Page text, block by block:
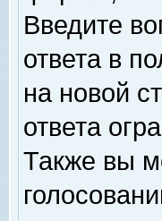
Введите
ответа в
на новой
ответа
Также вы